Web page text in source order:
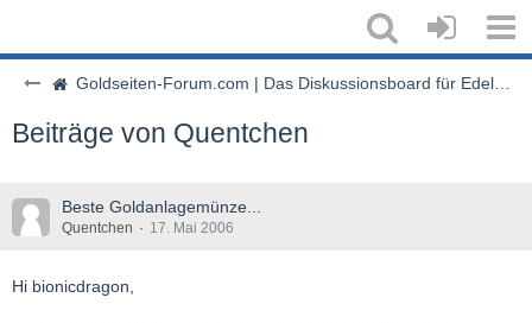
Goldseiten-Forum.com | Das Diskussionsboard für Edelmetalle & Rohstoffe
Beiträge von Quentchen
Beste Goldanlagemünze...
Quentchen 17. Mai 2006
Hi bionicdragon,